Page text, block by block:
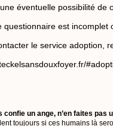
une éventuelle possibilité de
questionnaire est incomplet
le service adoption,
confie un ange, n’en faites pas
toujours si ces humains là